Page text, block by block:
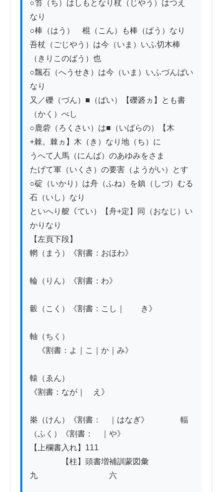
○笞（ち）はしもとなり杖（じやう）はつえ
なり
○棒（はう）　棍（こん）も棒（ばう）なり
吾杖（ごじやう）は今（いま）いふ切木棒
（きりこのばう）也
○飄石（へうせき）は今（いま）いふづんばい
なり
又／礫（づん）■（ばい）【礫碆ヵ】とも書
（かく）べし
○鹿砦（ろくさい）は■（いばらの）【木
+棘。棘ヵ】木（き）なり地（ち）に
うへて人馬（にんば）のあゆみをさま
たげて軍（いくさ）の要害（ようがい）とす
○碇（いかり）は舟（ふね）を鎮（しづ）むる
石（いし）なり
といへり𦩘（てい）【舟+定】同（おなじ）い
かりなり
【左頁下段】
輞（まう）《割書：おほわ》
輪（りん）《割書：わ》
轂（こく）《割書：こし｜　　き》
軸（ちく）
《割書：よ｜こ｜か｜み》
轅（ゑん）
《割書：なが｜　え》
桊（けん）《割書：　｜はなぎ》　　　　輻
（ふく）《割書：　｜や》
【上欄書入れ】111
【柱】頭書増補訓蒙図彙
九　　　　　　　　　六